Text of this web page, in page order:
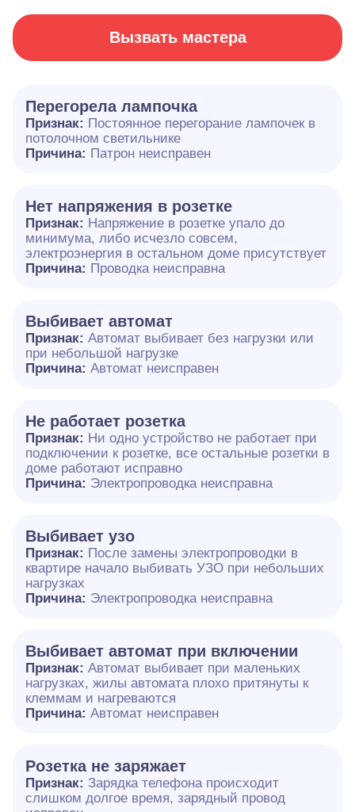
Вызвать мастера
Перегорела лампочка
Признак: Постоянное перегорание лампочек в
потолочном светильнике
Причина: Патрон неисправен
Нет напряжения в розетке
Признак: Напряжение в розетке упало до
минимума, либо исчезло совсем,
электроэнергия в остальном доме присутствует
Причина: Проводка неисправна
Выбивает автомат
Признак: Автомат выбивает без нагрузки или
при небольшой нагрузке
Причина: Автомат неисправен
Не работает розетка
Признак: Ни одно устройство не работает при
подключении к розетке, все остальные розетки в
доме работают исправно
Причина: Электропроводка неисправна
Выбивает узо
Признак: После замены электропроводки в
квартире начало выбивать УЗО при небольших
нагрузках
Причина: Электропроводка неисправна
Выбивает автомат при включении
Признак: Автомат выбивает при маленьких
нагрузках, жилы автомата плохо притянуты к
клеммам и нагреваются
Причина: Автомат неисправен
Розетка не заряжает
Признак: Зарядка телефона происходит
слишком долгое время, зарядный провод